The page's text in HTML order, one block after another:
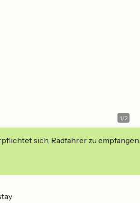
1/2
sich, Radfahrer zu empfangen.